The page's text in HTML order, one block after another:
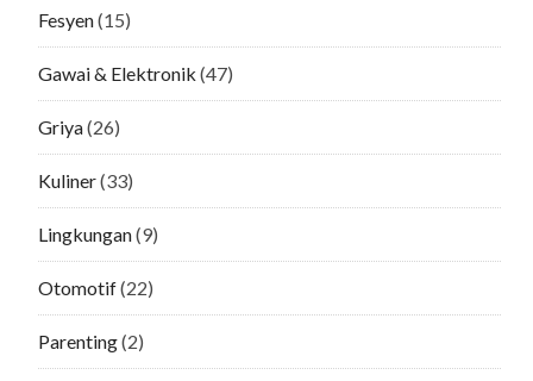
Fesyen(15)
Gawai & Elektronik (47)
Griya(26)
Kuliner(33)
Lingkungan(9)
Otomotif(22)
Parenting(2)